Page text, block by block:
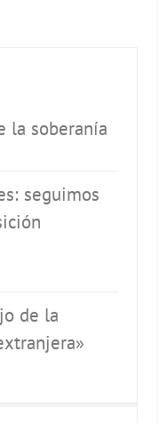
la soberanía
seguimos
de la